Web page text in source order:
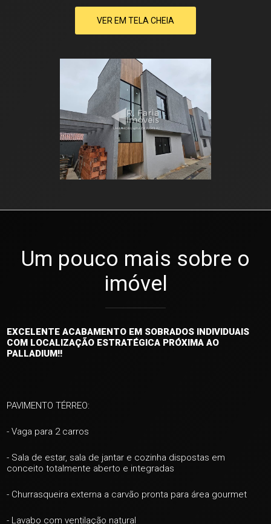
VER EM TELA CHEIA
Um pouco mais sobre o
imóvel
EXCELENTE ACABAMENTO EM SOBRADOS INDIVIDUAIS
COM LOCALIZAÇÃO ESTRATÉGICA PRÓXIMA AO
PALLADIUM!!
PAVIMENTO TÉRREO:
- Vaga para 2 carros
- Sala de estar, sala de jantar e cozinha dispostas em
conceito totalmente aberto e integradas
- Churrasqueira externa a carvão pronta para área gourmet
- Lavabo com ventilação natural